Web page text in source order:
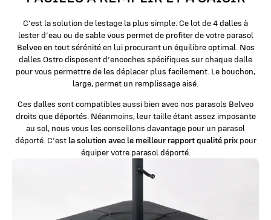
C’est la solution de lestage la plus simple. Ce lot de 4 dalles à
lester d’eau ou de sable vous permet de profiter de votre parasol
Belveo en tout sérénité en lui procurant un équilibre optimal. Nos
dalles Ostro disposent d’encoches spécifiques sur chaque dalle
pour vous permettre de les déplacer plus facilement. Le bouchon,
large, permet un remplissage aisé.
Ces dalles sont compatibles aussi bien avec nos parasols Belveo
droits que déportés. Néanmoins, leur taille étant assez imposante
au sol, nous vous les conseillons davantage pour un parasol
déporté. C’est la solution avec le meilleur rapport qualité prix pour
équiper votre parasol déporté.